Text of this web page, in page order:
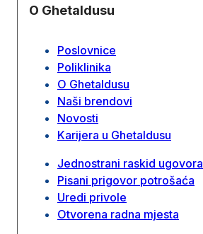
O Ghetaldusu
Poslovnice
Poliklinika
O Ghetaldusu
Naši brendovi
Novosti
Karijera u Ghetaldusu
Jednostrani raskid ugovora
Pisani prigovor potrošaća
Uredi privole
Otvorena radna mjesta